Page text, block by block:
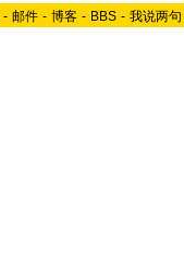
- 邮件 - 博客 - BBS - 我说两句